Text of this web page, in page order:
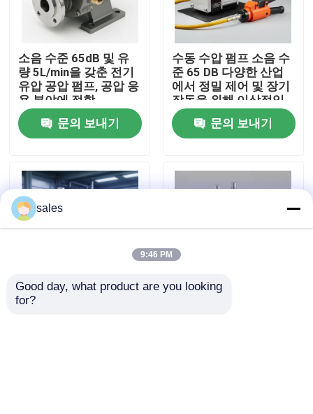
집
제품
비디오
우리 에 관한 것
공장 투어
품질 관리
소음 수준 65dB 및 유
량 5L/min을 갖춘 전기
유압 공압 펌프, 공압 응
용 분야에 적합
문의 보내기
수동 수압 펌프 소음 수
준 65 DB 다양한 산업
에서 정밀 제어 및 장기
작동을 위해 이상적입
니다.
문의 보내기
기계 유압 공압 펌프 최
sales
9:46 PM
Good day, what product are you looking
for?